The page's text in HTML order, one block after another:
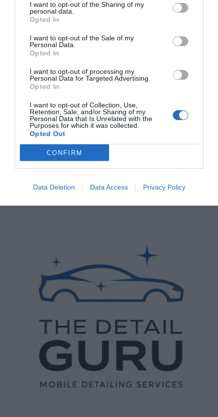
I want to opt-out of the Sharing of my
personal data.
Opted In
I want to opt-out of the Sale of my
Personal Data.
Opted In
I want to opt-out of processing my
Personal Data for Targeted Advertising.
Opted In
I want to opt-out of Collection, Use,
Retention, Sale, and/or Sharing of my
Personal Data that Is Unrelated with the
Purposes for which it was collected.
Opted Out
CONFIRM
Data Deletion Data Access Privacy Policy
0 Σχόλια